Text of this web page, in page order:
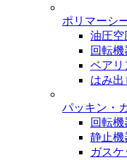
ポリマーシ
油圧空
回転
ベアリ
はみ
パッキン・
回転機
静止機
ガスケ